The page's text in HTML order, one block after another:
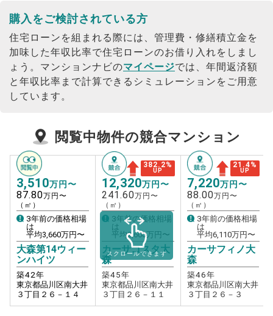
購入をご検討されている方
住宅ローンを組まれる際には、管理費・修繕積立金を
加味した年収比率で住宅ローンのお借り入れをしまし
ょう。 マンションナビのマイページでは、年間返済額
と年収比率まで計算できるシミュレーションをご用意
しています。
閲覧中物件の競合マンション
3,510万円〜
87.80万円〜
（㎡）
3年前の価格相場
は
平均3,660万円〜
大森第14ウィー
ンハイツ
築42年
東京都品川区南大井
３丁目２６－１４
382.2%
UP
12,320万円〜
241.60万円〜
（㎡）
3年前の価格相場
は
平均2,600万円〜
カーサコスタ大
森
築45年
東京都品川区南大井
３丁目２６－１１
21.4%
UP
7,220万円〜
88.00万円〜
（㎡）
3年前の価格相場
は
平均6,110万円〜
カーサフィノ大
森
築46年
東京都品川区南大井
３丁目２６－３
スクロールできます